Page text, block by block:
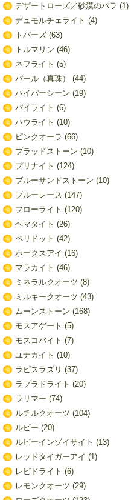
デザートローズ／砂漠のバラ (1)
デュモルチェライト (4)
トパーズ(63)
トルマリン (46)
ネフライト (5)
パール（真珠）
(44)
ハイパーシーン (19)
パイライト (6)
ハウライト (10)
ピンクオーラ (66)
ブラッドストーン (10)
プリナイト (124)
ブルーサンドストーン (10)
ブルーレース (147)
フローライト (120)
ヘマタイト (26)
ペリドット (42)
ホークスアイ (16)
マラカイト (46)
ミネラルクオーツ (8)
ミルキークオーツ (43)
ムーンストーン (168)
モスアゲート (5)
モスコバイト (7)
ユナカイト (10)
ラピスラズリ (37)
ラブラドライト (20)
ラリマー (74)
ルチルクオーツ (104)
ルビー (20)
ルビーインゾイサイト (13)
レッドタイガーアイ (1)
レピドライト (6)
レモンクオーツ (29)